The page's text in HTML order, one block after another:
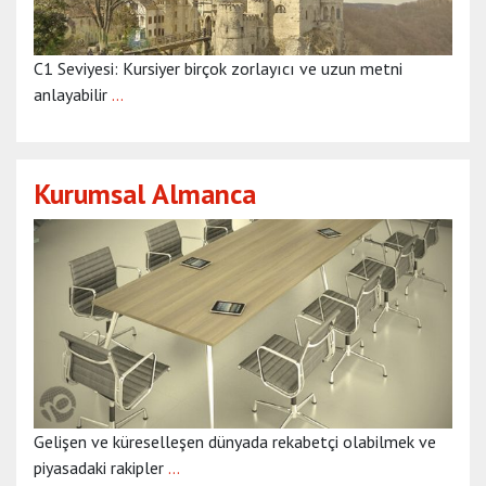
C1 Seviyesi: Kursiyer birçok zorlayıcı ve uzun metni
anlayabilir …
Kurumsal Almanca
Gelişen ve küreselleşen dünyada rekabetçi olabilmek ve
piyasadaki rakipler …